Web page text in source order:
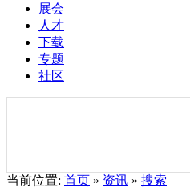
展会
人才
下载
专题
社区
当前位置: 首页 » 资讯 » 搜索